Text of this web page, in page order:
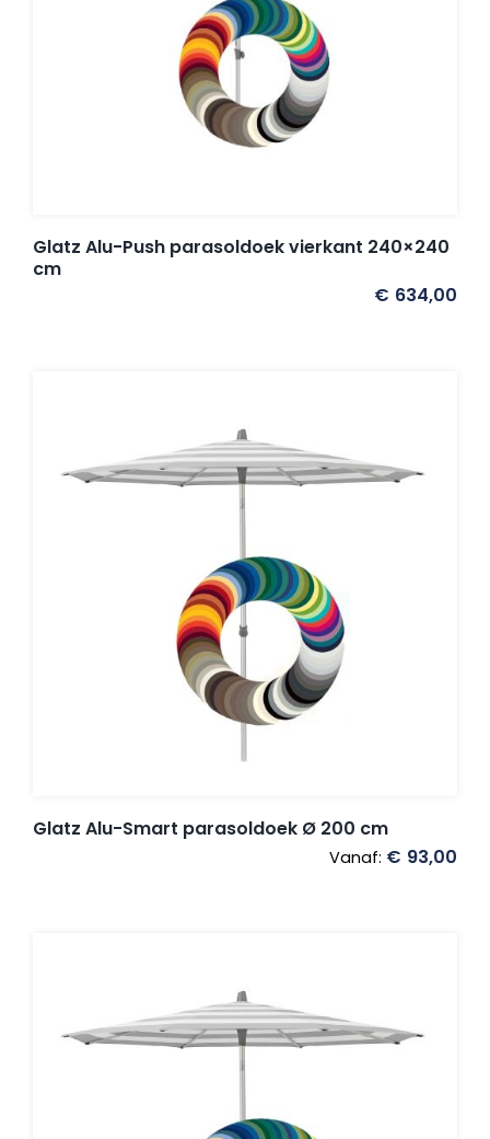
Glatz Alu-Push parasoldoek vierkant 240×240
cm
€ 634,00
Glatz Alu-Smart parasoldoek Ø 200 cm
Vanaf: € 93,00